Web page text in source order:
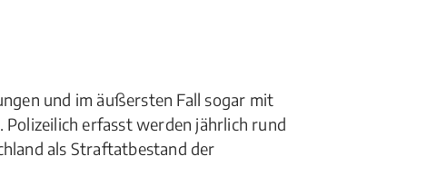
und im äußersten Fall sogar mit
erfasst werden jährlich rund
als Straftatbestand der